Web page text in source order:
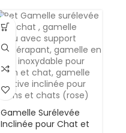
Gamelle Surélevée
Inclinée pour Chat et